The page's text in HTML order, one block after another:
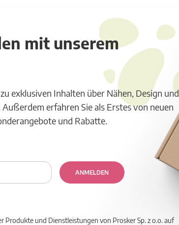
mit unserem
exklusiven Inhalten über Nähen, Design und
erfahren Sie als Erstes von neuen
und Rabatte.
ANMELDEN
und Dienstleistungen von Prosker Sp. z o.o. auf